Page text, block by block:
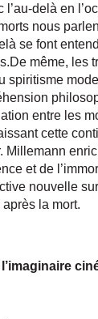
delà en
nous
se font
même, les
spiritisme
entre les
cette
Millemann
et de
nouvelle
après la mort.
l’imaginaire